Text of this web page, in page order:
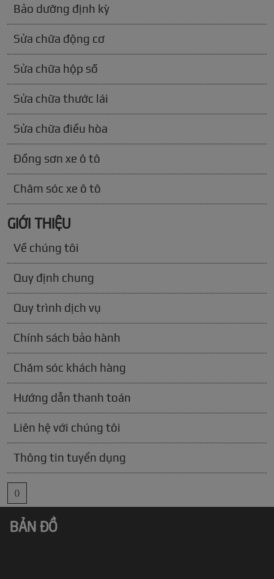
Bảo dưỡng định kỳ
Sửa chữa động cơ
Sửa chữa hộp số
Sửa chữa thước lái
Sửa chữa điều hòa
Đồng sơn xe ô tô
Chăm sóc xe ô tô
GIỚI THIỆU
Về chúng tôi
Quy định chung
Quy trình dịch vụ
Chính sách bảo hành
Chăm sóc khách hàng
Hướng dẫn thanh toán
Liên hệ với chúng tôi
Thông tin tuyển dụng
()
BẢN ĐỒ